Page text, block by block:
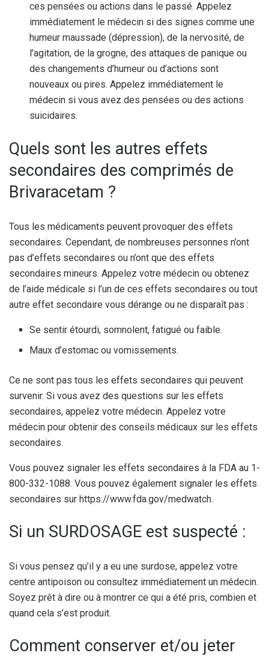
ces pensées ou actions dans le passé. Appelez
immédiatement le médecin si des signes comme une
humeur maussade (dépression), de la nervosité, de
l’agitation, de la grogne, des attaques de panique ou
des changements d’humeur ou d’actions sont
nouveaux ou pires. Appelez immédiatement le
médecin si vous avez des pensées ou des actions
suicidaires.
Quels sont les autres effets
secondaires des comprimés de
Brivaracetam ?
Tous les médicaments peuvent provoquer des effets
secondaires. Cependant, de nombreuses personnes n’ont
pas d’effets secondaires ou n’ont que des effets
secondaires mineurs. Appelez votre médecin ou obtenez
de l’aide médicale si l’un de ces effets secondaires ou tout
autre effet secondaire vous dérange ou ne disparaît pas :
Se sentir étourdi, somnolent, fatigué ou faible.
Maux d’estomac ou vomissements.
Ce ne sont pas tous les effets secondaires qui peuvent
survenir. Si vous avez des questions sur les effets
secondaires, appelez votre médecin. Appelez votre
médecin pour obtenir des conseils médicaux sur les effets
secondaires.
Vous pouvez signaler les effets secondaires à la FDA au 1-
800-332-1088. Vous pouvez également signaler les effets
secondaires sur https://www.fda.gov/medwatch.
Si un SURDOSAGE est suspecté :
Si vous pensez qu’il y a eu une surdose, appelez votre
centre antipoison ou consultez immédiatement un médecin.
Soyez prêt à dire ou à montrer ce qui a été pris, combien et
quand cela s’est produit.
Comment conserver et/ou jeter